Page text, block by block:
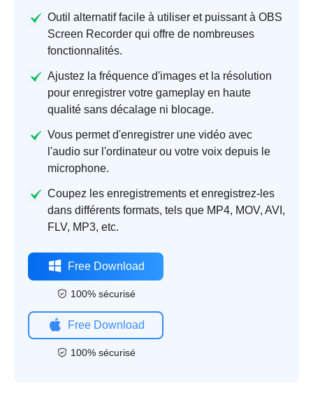
Outil alternatif facile à utiliser et puissant à OBS
Screen Recorder qui offre de nombreuses
fonctionnalités.
Ajustez la fréquence d'images et la résolution
pour enregistrer votre gameplay en haute
qualité sans décalage ni blocage.
Vous permet d'enregistrer une vidéo avec
l'audio sur l'ordinateur ou votre voix depuis le
microphone.
Coupez les enregistrements et enregistrez-les
dans différents formats, tels que MP4, MOV, AVI,
FLV, MP3, etc.
Free Download
100% sécurisé
Free Download
100% sécurisé